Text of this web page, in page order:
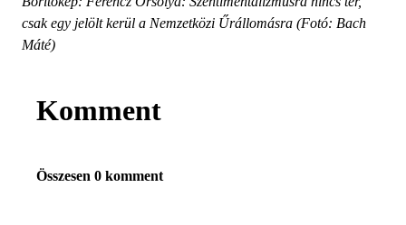
csak egy jelölt kerül a Nemzetközi Űrállomásra (Fotó: Bach
Máté)
Komment
Összesen 0 komment